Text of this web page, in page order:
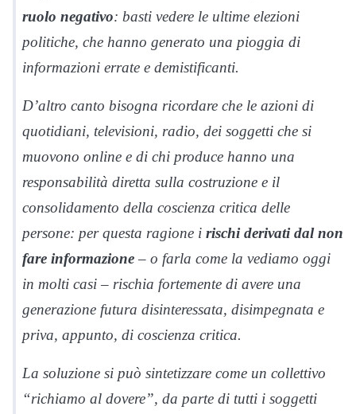
ruolo negativo: basti vedere le ultime elezioni
politiche, che hanno generato una pioggia di
informazioni errate e demistificanti.
D’altro canto bisogna ricordare che le azioni di
quotidiani, televisioni, radio, dei soggetti che si
muovono online e di chi produce hanno una
responsabilità diretta sulla costruzione e il
consolidamento della coscienza critica delle
persone: per questa ragione i rischi derivati dal non
fare informazione– o farla come la vediamo oggi
in molti casi – rischia fortemente di avere una
generazione futura disinteressata, disimpegnata e
priva, appunto, di coscienza critica.
La soluzione si può sintetizzare come un collettivo
“richiamo al dovere”, da parte di tutti i soggetti